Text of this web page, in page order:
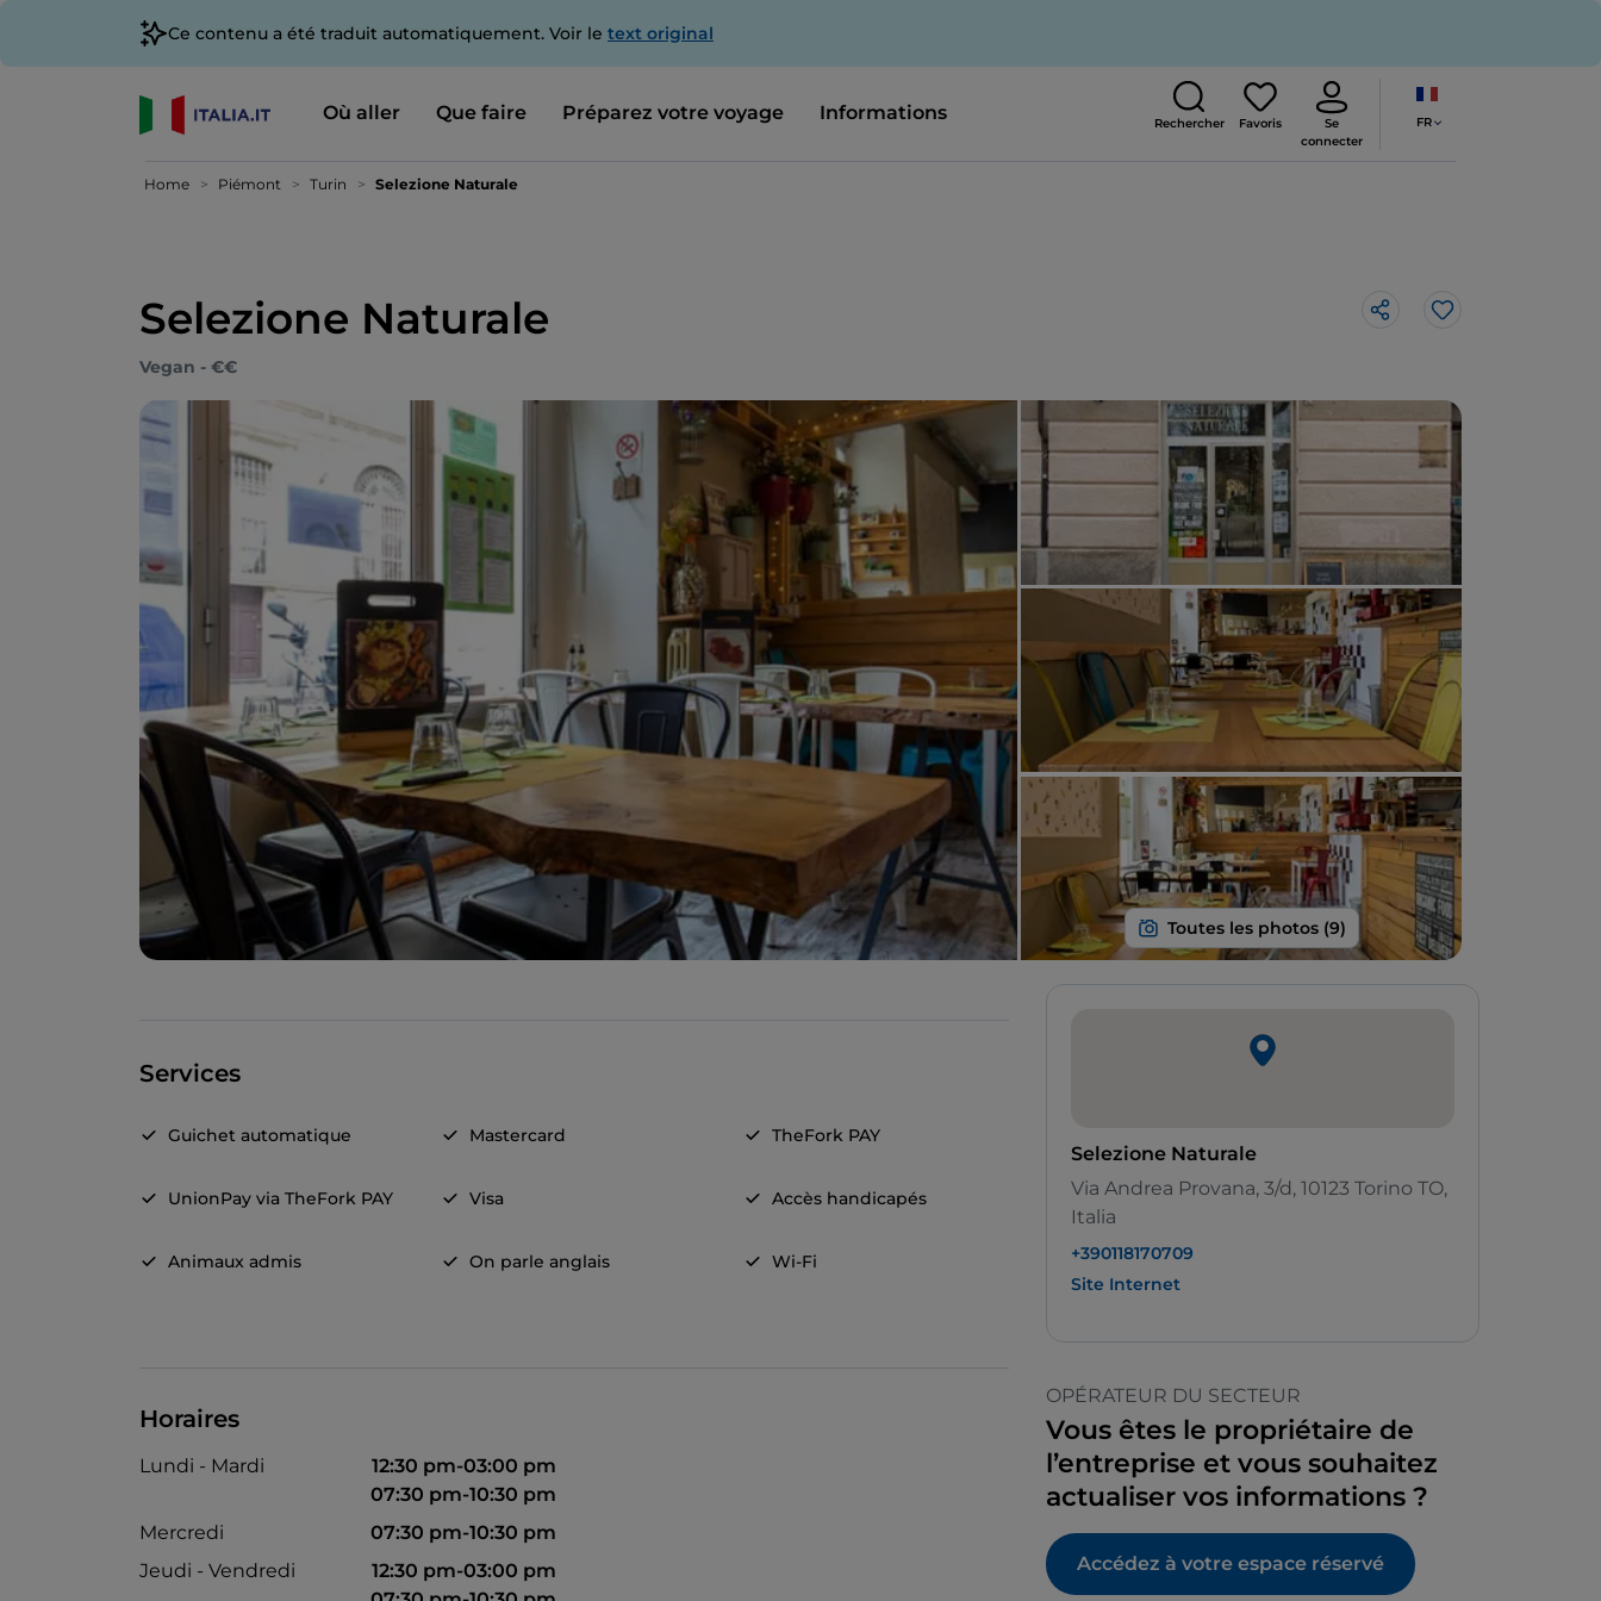
Ce contenu a été traduit automatiquement. Voir le text original
Où aller Que faire Préparez votre voyage Informations Rechercher Favoris
Se
connecter
FR
Home Piémont Turin Selezione Naturale
Selezione Naturale J’aime
Vegan - €€
Services
Guichet automatique Mastercard TheFork PAY
UnionPay via TheFork PAY Visa Accès handicapés
Animaux admis On parle anglais Wi-Fi
Horaires
Lundi - Mardi
12:30 pm-03:00 pm
07:30 pm-10:30 pm
Mercredi
07:30 pm-10:30 pm
Jeudi - Vendredi
12:30 pm-03:00 pm
Selezione Naturale
Via Andrea Provana, 3/d, 10123 Torino TO,
Italia
+390118170709
Site Internet
OPÉRATEUR DU SECTEUR
Vous êtes le propriétaire de
l’entreprise et vous souhaitez
actualiser vos informations ?
Accédez à votre espace réservé